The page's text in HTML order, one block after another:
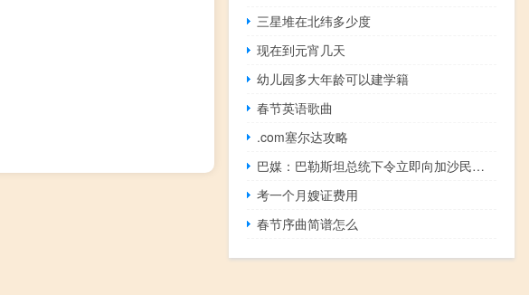
三星堆在北纬多少度
现在到元宵几天
幼儿园多大年龄可以建学籍
春节英语歌曲
.com塞尔达攻略
巴媒：巴勒斯坦总统下令立即向加沙民众提供援助
考一个月嫂证费用
春节序曲简谱怎么